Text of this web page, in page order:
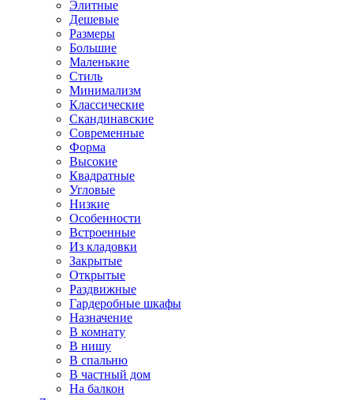
Элитные
Дешевые
Размеры
Большие
Маленькие
Стиль
Минимализм
Классические
Скандинавские
Современные
Форма
Высокие
Квадратные
Угловые
Низкие
Особенности
Встроенные
Из кладовки
Закрытые
Открытые
Раздвижные
Гардеробные шкафы
Назначение
В комнату
В нишу
В спальню
В частный дом
На балкон